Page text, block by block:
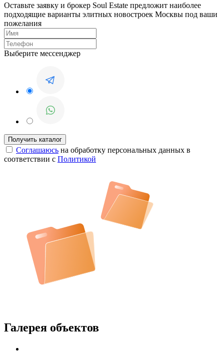
Оставьте заявку и брокер Soul Estate предложит наиболее
подходящие варианты элитных новостроек Москвы под ваши
пожелания
Выберите мессенджер
Соглашаюсь на обработку персональных данных в
соответствии с Политикой
Галерея объектов